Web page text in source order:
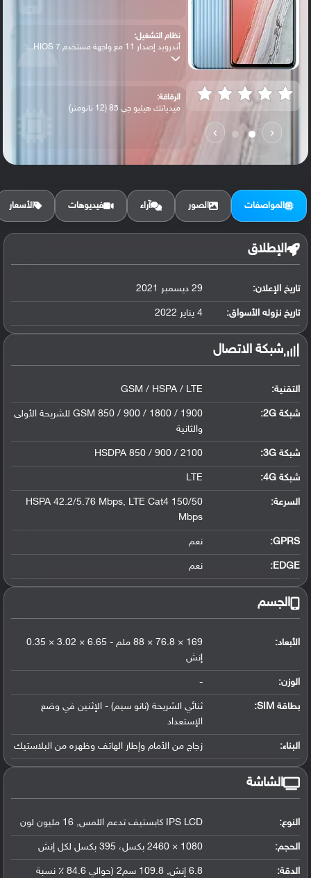
‹
›
نظام التشغيل:
أندرويد إصدار 11 مع واجهة مستخدم HIOS 7....
الرقاقة:
ميدياتك هيليو جي 85 (12 نانومتر)
الرام / التخزين:
البطارية:
ليثيوم بوليمر سعة 5000 مللي أمبير, غير ق...
المواصفات الصور آراء فيديوهات الأسعار
الإطلاق
تاريخ الإعلان: 29 ديسمبر 2021
تاريخ نزوله الأسواق: 4 يناير 2022
شبكة الاتصال
التقنية: GSM / HSPA / LTE
شبكة 2G:
GSM 850 / 900 / 1800 / 1900 للشريحة الأولى
والثانية
شبكة 3G :
HSDPA 850 / 900 / 2100
شبكة 4G :
LTE
السرعة:
HSPA 42.2/5.76 Mbps, LTE Cat4 150/50
Mbps
GPRS: نعم
EDGE: نعم
الجسم
الأبعاد:
169 × 76.8 × 88 ملم - 6.65 × 3.02 × 0.35
إنش
الوزن: -
بطاقة SIM:
ثنائي الشريحة (نانو سيم) - الإثنين في وضع
الإستعداد
البناء: زجاج من الأمام وإطار الهاتف وظهره من البلاستيك
الشاشة
النوع: IPS LCD كابستيف تدعم اللمس, 16 مليون لون
الحجم: 1080 × 2460 بكسل، 395 بكسل لكل إنش
الدقة:
6.8 إنش, 109.8 سم2 (حوالي 84.6 ٪ نسبة